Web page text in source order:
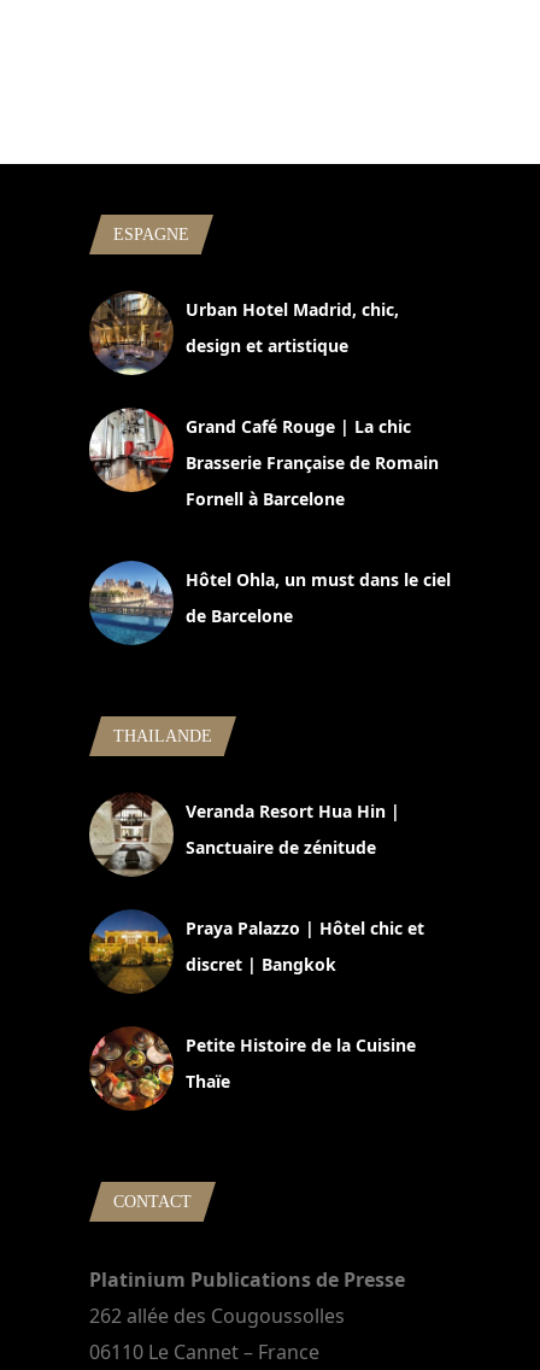
ESPAGNE
Urban Hotel Madrid, chic,
design et artistique
Grand Café Rouge | La chic
Brasserie Française de Romain
Fornell à Barcelone
Hôtel Ohla, un must dans le ciel
de Barcelone
THAILANDE
Veranda Resort Hua Hin |
Sanctuaire de zénitude
Praya Palazzo | Hôtel chic et
discret | Bangkok
Petite Histoire de la Cuisine
Thaïe
CONTACT
Platinium Publications de Presse
262 allée des Cougoussolles
06110 Le Cannet – France